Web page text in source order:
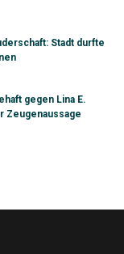
Stadt durfte
gegen Lina E.
Zeugenaussage